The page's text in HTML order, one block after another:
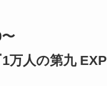
万人の第九